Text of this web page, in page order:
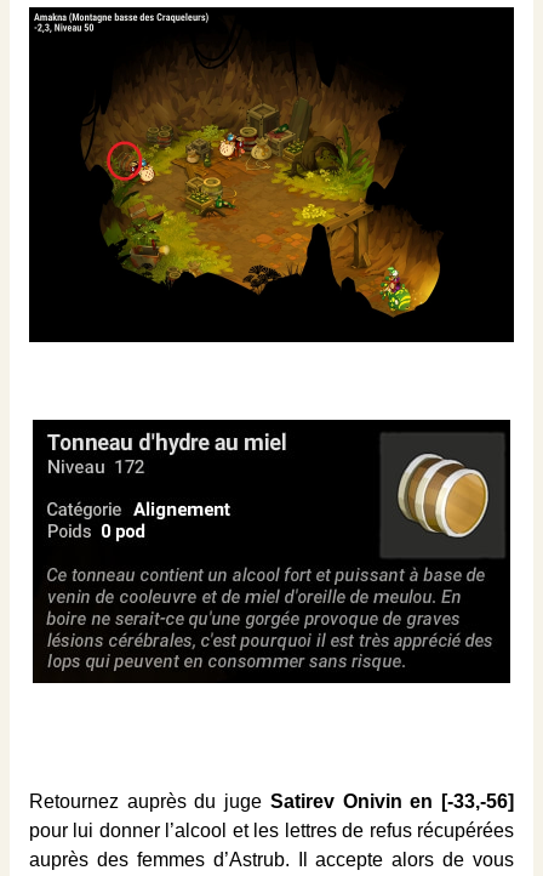
Retournez auprès du juge Satirev Onivin en [-33,-56]
pour lui donner l’alcool et les lettres de refus récupérées
auprès des femmes d’Astrub. Il accepte alors de vous